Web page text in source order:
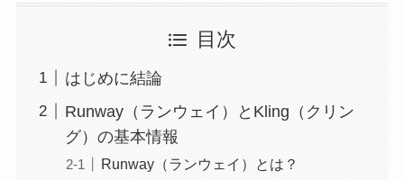
目次
はじめに結論
Runway（ランウェイ）とKling（クリン
グ）の基本情報
Runway（ランウェイ）とは？